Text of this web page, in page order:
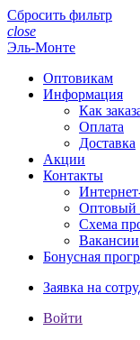
Сбросить фильтр
close
Эль-Монте
Оптовикам
Информация
Как
Оплата
Доставка
Акции
Контакты
Оптовый
Схема
Вакансии
Бонусная
Заявка на
Войти